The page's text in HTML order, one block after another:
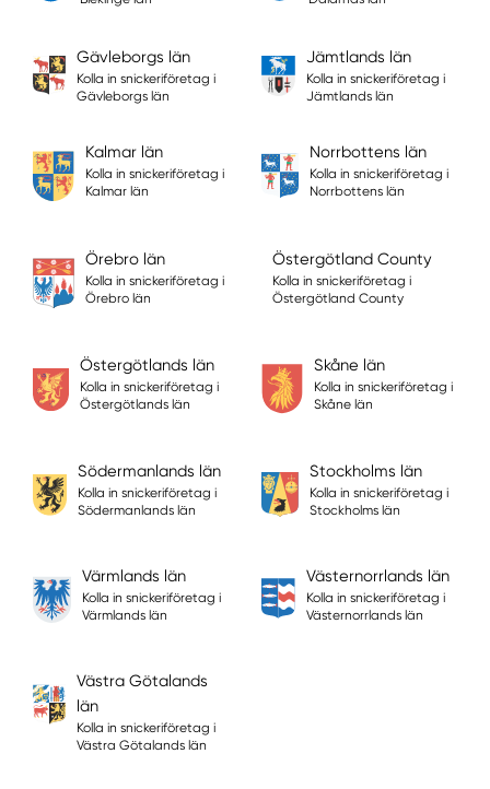
Gävleborgs län
Kolla in snickeriföretag i
Gävleborgs län
Jämtlands län
Kolla in snickeriföretag i
Jämtlands län
Kalmar län
Kolla in snickeriföretag i
Kalmar län
Norrbottens län
Kolla in snickeriföretag i
Norrbottens län
Örebro län
Kolla in snickeriföretag i
Örebro län
Östergötland County
Kolla in snickeriföretag i
Östergötland County
Östergötlands län
Kolla in snickeriföretag i
Östergötlands län
Skåne län
Kolla in snickeriföretag i
Skåne län
Södermanlands län
Kolla in snickeriföretag i
Södermanlands län
Stockholms län
Kolla in snickeriföretag i
Stockholms län
Värmlands län
Kolla in snickeriföretag i
Värmlands län
Västernorrlands län
Kolla in snickeriföretag i
Västernorrlands län
Västra Götalands
län
Kolla in snickeriföretag i
Västra Götalands län